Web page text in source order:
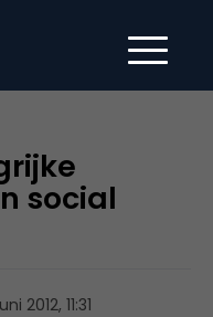
social
2012, 11:31